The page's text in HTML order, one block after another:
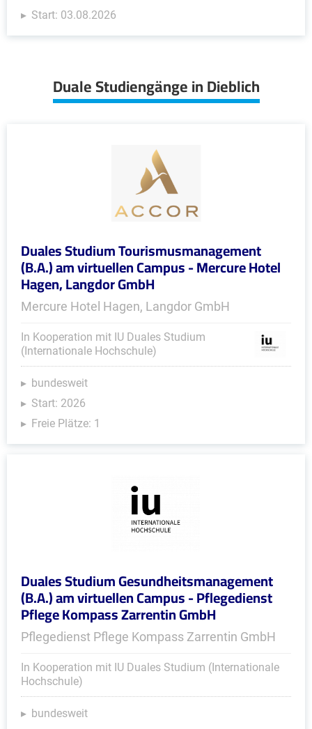
Start: 03.08.2026
Duale Studiengänge in Dieblich
Duales Studium Tourismusmanagement
(B.A.) am virtuellen Campus - Mercure Hotel
Hagen, Langdor GmbH
Mercure Hotel Hagen, Langdor GmbH
In Kooperation mit IU Duales Studium
(Internationale Hochschule)
bundesweit
Start: 2026
Freie Plätze: 1
Duales Studium Gesundheitsmanagement
(B.A.) am virtuellen Campus - Pflegedienst
Pflege Kompass Zarrentin GmbH
Pflegedienst Pflege Kompass Zarrentin GmbH
In Kooperation mit IU Duales Studium (Internationale
Hochschule)
bundesweit